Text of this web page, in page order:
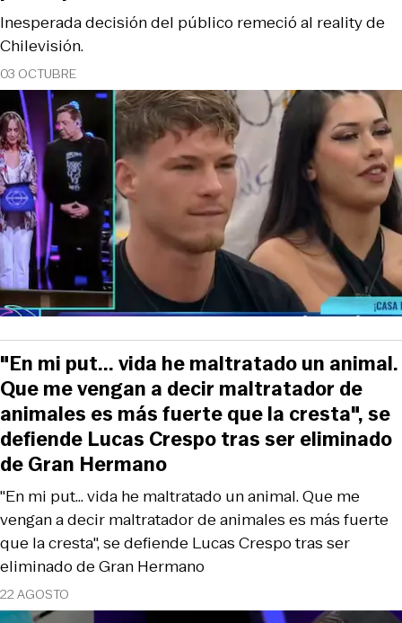
03 OCTUBRE
Inesperada decisión del público remeció al reality de
Chilevisión.
22 AGOSTO
"En mi put... vida he maltratado un animal. Que me
vengan a decir maltratador de animales es más fuerte
que la cresta", se defiende Lucas Crespo tras ser
eliminado de Gran Hermano
"En mi put... vida he maltratado un animal.
Que me vengan a decir maltratador de
animales es más fuerte que la cresta", se
defiende Lucas Crespo tras ser eliminado
de Gran Hermano